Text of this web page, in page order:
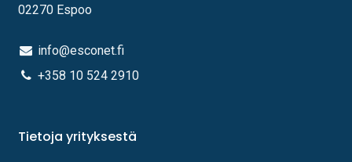
02270 Espoo
info@esconet.fi
+358 10 524 2910
Tietoja yrityksestä